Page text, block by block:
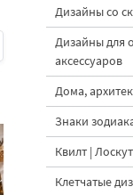
430 руб.| В
Дизайны со
Дизайны для
аксессуаров
Дома,
Знаки
Квилт |
Клетчатые